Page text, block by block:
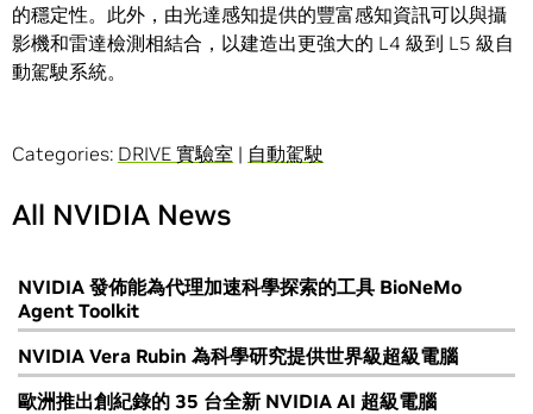
的穩定性。此外，由光達感知提供的豐富感知資訊可以與攝
影機和雷達檢測相結合，以建造出更強大的 L4 級到 L5 級自
動駕駛系統。
Categories: DRIVE 實驗室 | 自動駕駛
All NVIDIA News
NVIDIA 發佈能為代理加速科學探索的工具 BioNeMo
Agent Toolkit
NVIDIA Vera Rubin 為科學研究提供世界級超級電腦
歐洲推出創紀錄的 35 台全新 NVIDIA AI 超級電腦